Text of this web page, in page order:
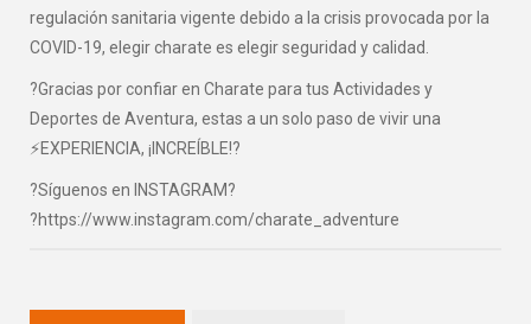
regulación sanitaria vigente debido a la crisis provocada por la
COVID-19, elegir charate es elegir seguridad y calidad.
?Gracias por confiar en Charate para tus Actividades y
Deportes de Aventura, estas a un solo paso de vivir una
⚡EXPERIENCIA, ¡INCREÍBLE!?
?Síguenos en INSTAGRAM?
?https://www.instagram.com/charate_adventure